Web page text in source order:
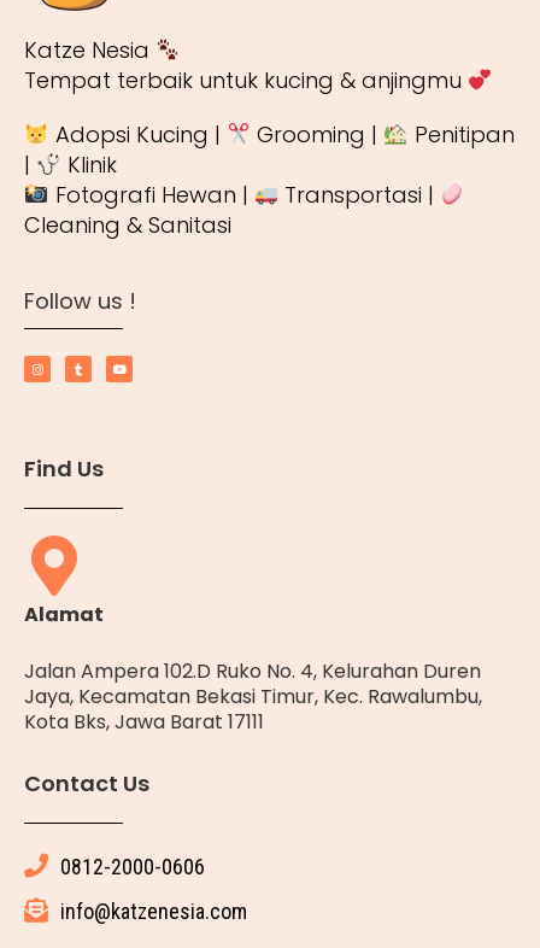
Katze Nesia
Tempat terbaik untuk kucing & anjingmu
Adopsi Kucing |
Grooming |
Penitipan
|
Klinik
Fotografi Hewan |
Transportasi |
Cleaning & Sanitasi
Follow us !
Find Us
Alamat
Jalan Ampera 102.D Ruko No. 4, Kelurahan Duren
Jaya, Kecamatan Bekasi Timur, Kec. Rawalumbu,
Kota Bks, Jawa Barat 17111
Contact Us
0812-2000-0606
info@katzenesia.com